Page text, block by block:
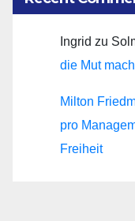
Ingrid zu
die Mut
Milton
pro
Freiheit